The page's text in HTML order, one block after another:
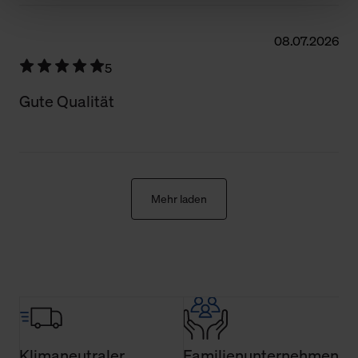
festlegen, die Sie erlauben oder ablehnen möchten und
dies mit einem Klick auf „Auswahl erlauben“ bestätigen.
Fall Sie nur die notwendigen Cookies erlauben möchten,
verwenden wir lediglich die erwähnten technisch
Wirkung für die Zukunft widerrufen. Der Widerruf der
Einwilligung hat jedoch keine Auswirkung auf die
bisherigen Einstellungen und die damit verbundene
08.07.2026
5
Gute Qualität
Mehr laden